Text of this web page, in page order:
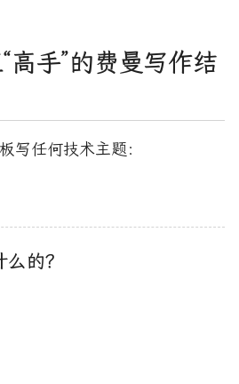
高手”的费曼写作结
写任何技术主题：
的？